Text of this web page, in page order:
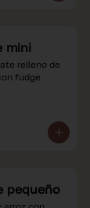
mini
relleno de
fudge
de ley y
pequeño